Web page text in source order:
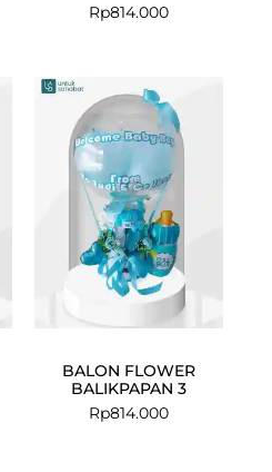
Rp814.000
BALON FLOWER
BALIKPAPAN 3
Rp814.000